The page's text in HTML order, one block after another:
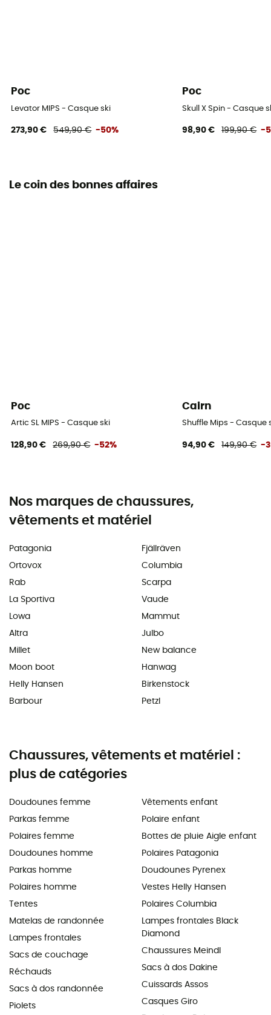
Poc
Levator MIPS - Casque ski
273,90 € 549,90 € -50%
Poc
Skull X Spin - Casque
98,90 € 199,90 € -
Le coin des bonnes affaires
Poc
Artic SL MIPS - Casque ski
128,90 € 269,90 € -52%
Cairn
Shuffle Mips - Casque
94,90 € 149,90 € -
Nos marques de chaussures,
vêtements et matériel
Patagonia
Ortovox
Rab
La Sportiva
Lowa
Altra
Millet
Moon boot
Helly Hansen
Barbour
Fjällräven
Columbia
Scarpa
Vaude
Mammut
Julbo
New balance
Hanwag
Birkenstock
Petzl
Chaussures, vêtements et matériel :
plus de catégories
Doudounes femme
Parkas femme
Polaires femme
Doudounes homme
Parkas homme
Polaires homme
Tentes
Matelas de randonnée
Lampes frontales
Sacs de couchage
Réchauds
Sacs à dos randonnée
Piolets
Vêtements enfant
Polaire enfant
Bottes de pluie Aigle enfant
Polaires Patagonia
Doudounes Pyrenex
Vestes Helly Hansen
Polaires Columbia
Lampes frontales Black
Diamond
Chaussures Meindl
Sacs à dos Dakine
Cuissards Assos
Casques Giro